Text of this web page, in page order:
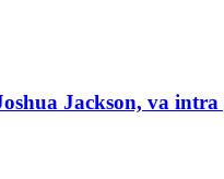
Jackson, va intra